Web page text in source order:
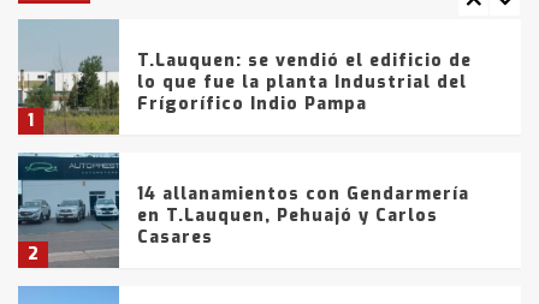
1
T.Lauquen: se vendió el edificio de
lo que fue la planta Industrial del
Frígorífico Indio Pampa
2
14 allanamientos con Gendarmería
en T.Lauquen, Pehuajó y Carlos
Casares